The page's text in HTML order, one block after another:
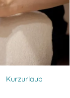
Kurzurlaub